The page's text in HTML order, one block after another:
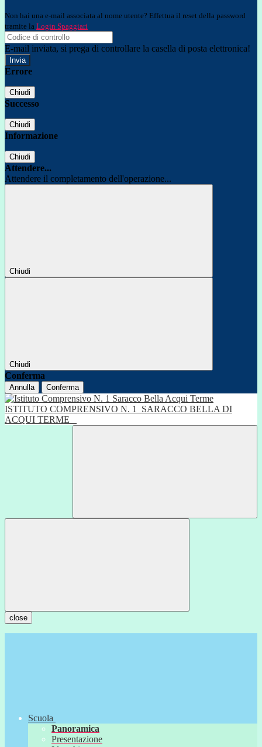
Non hai una e-mail associata al nome utente? Effettua il reset della password
tramite la Login Spaggiari
E-mail inviata, si prega di controllare la casella di posta elettronica!
Errore
Chiudi
Successo
Chiudi
Informazione
Chiudi
Attendere...
Attendere il completamento dell'operazione...
Chiudi
Chiudi
Conferma
Annulla Conferma
ISTITUTO COMPRENSIVO N. 1
SARACCO BELLA DI
ACQUI TERME
close
Scuola
Panoramica
Presentazione